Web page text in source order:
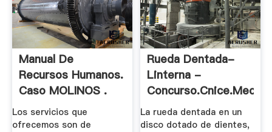
Manual De
Recursos Humanos.
Caso MOLINOS .
Los servicios que
ofrecemos son de
Rueda Dentada-
Linterna -
Concurso.cnice.mec.es
La rueda dentada en un
disco dotado de dientes,